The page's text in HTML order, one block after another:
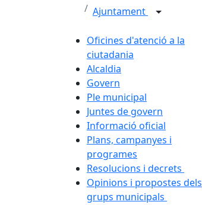
Ajuntament
Oficines d'atenció a la
ciutadania
Alcaldia
Govern
Ple municipal
Juntes de govern
Informació oficial
Plans, campanyes i
programes
Resolucions i decrets
Opinions i propostes dels
grups municipals